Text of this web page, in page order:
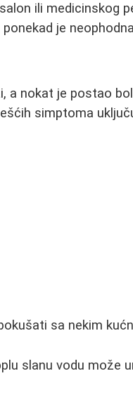
ili medicinskog
je
a nokat je postao
simptoma
sa nekim
slanu vodu može